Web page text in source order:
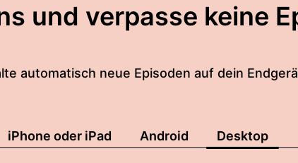
beide eine Woche Urlaub hinter uns also du
fangen wir an mit den Sachen die mir keinen
und verpasse keine
automatisch neue Episoden auf dein
iPhone oder iPad Android Desktop